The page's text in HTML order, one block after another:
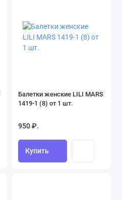
Балетки женские LILI MARS
1419-1 (8) от 1 шт.
950 ₽.
Купить